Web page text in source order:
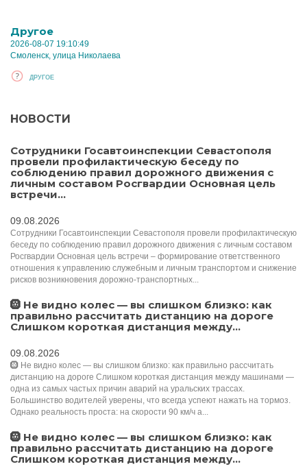
Другое
2026-08-07 19:10:49
Смоленск, улица Николаева
ДРУГОЕ
НОВОСТИ
Сотрудники Госавтоинспекции Севастополя
провели профилактическую беседу по
соблюдению правил дорожного движения с
личным составом Росгвардии Основная цель
встречи...
09.08.2026
Сотрудники Госавтоинспекции Севастополя провели профилактическую
беседу по соблюдению правил дорожного движения с личным составом
Росгвардии Основная цель встречи – формирование ответственного
отношения к управлению служебным и личным транспортом и снижение
рисков возникновения дорожно-транспортных...
🛞 Не видно колес — вы слишком близко: как
правильно рассчитать дистанцию на дороге
Слишком короткая дистанция между...
09.08.2026
🛞 Не видно колес — вы слишком близко: как правильно рассчитать
дистанцию на дороге Слишком короткая дистанция между машинами —
одна из самых частых причин аварий на уральских трассах.
Большинство водителей уверены, что всегда успеют нажать на тормоз.
Однако реальность проста: на скорости 90 км/ч а...
🛞 Не видно колес — вы слишком близко: как
правильно рассчитать дистанцию на дороге
Слишком короткая дистанция между...